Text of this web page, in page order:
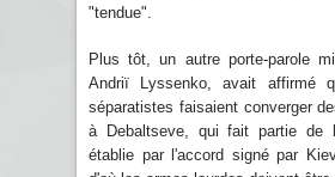
"tendue".
Plus tôt, un autre porte-parole
Andriï Lyssenko, avait affirmé
séparatistes faisaient converger
à Debaltseve, qui fait partie de
établie par l'accord signé par